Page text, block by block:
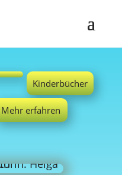
Kinderbücher
Mehr erfahren